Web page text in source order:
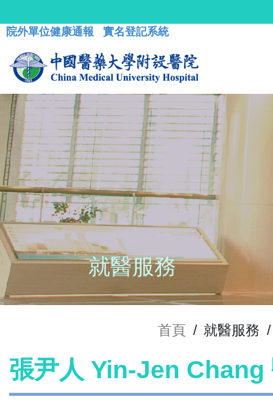
院外單位健康通報 實名登記系統
就醫服務
首頁 / 就醫服務 /
張尹人 Yin-Jen Chang